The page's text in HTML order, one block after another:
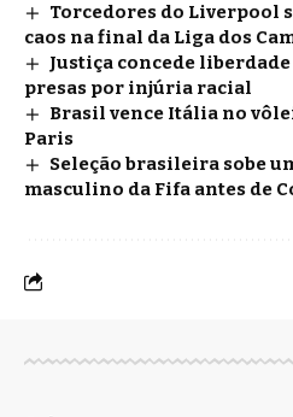
Torcedores do Liverpool
caos na final da Liga dos
Justiça concede
presas por injúria racial
Brasil vence Itália no
Paris
Seleção brasileira sobe
masculino da Fifa antes de